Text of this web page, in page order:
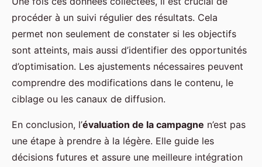
procéder à un suivi régulier des résultats. Cela
permet non seulement de constater si les objectifs
sont atteints, mais aussi d’identifier des opportunités
d’optimisation. Les ajustements nécessaires peuvent
comprendre des modifications dans le contenu, le
ciblage ou les canaux de diffusion.
En conclusion, l’évaluation de la campagne n’est pas
une étape à prendre à la légère. Elle guide les
décisions futures et assure une meilleure intégration